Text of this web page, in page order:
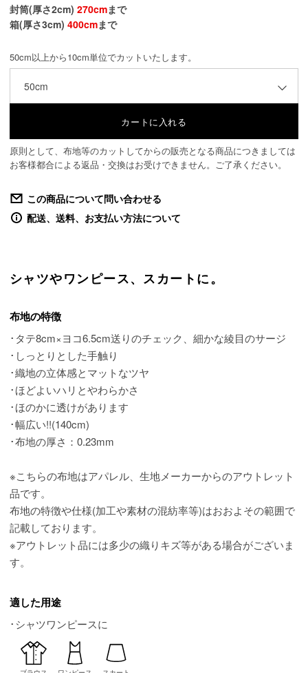
封筒(厚さ2cm) 270cmまで
箱(厚さ3cm) 400cmまで
50cm以上から10cm単位でカットいたします。
50cm
原則として、布地等のカットしてからの販売となる商品につきましては
お客様都合による返品・交換はお受けできません。ご了承ください。
この商品について問い合わせる
配送、送料、お支払い方法について
シャツやワンピース、スカートに。
布地の特徴
･タテ8cm×ヨコ6.5cm送りのチェック、細かな綾目のサージ
･しっとりとした手触り
･織地の立体感とマットなツヤ
･ほどよいハリとやわらかさ
･ほのかに透けがあります
･幅広い!!(140cm)
･布地の厚さ：0.23mm
※こちらの布地はアパレル、生地メーカーからのアウトレット
品です。
布地の特徴や仕様(加工や素材の混紡率等)はおおよその範囲で
記載しております。
※アウトレット品には多少の織りキズ等がある場合がございま
す。
適した用途
･シャツワンピースに